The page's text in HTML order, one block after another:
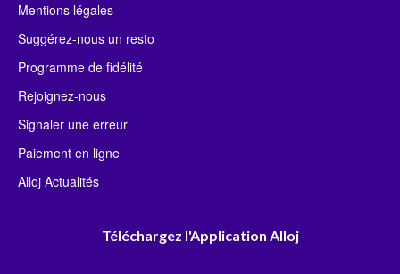
Mentions légales
Suggérez-nous un resto
Programme de fidélité
Rejoignez-nous
Signaler une erreur
Paiement en ligne
Alloj Actualités
Téléchargez l'Application Alloj